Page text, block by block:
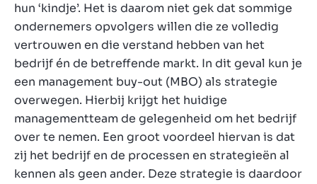
hun ‘kindje’. Het is daarom niet gek dat sommige
ondernemers opvolgers willen die ze volledig
vertrouwen en die verstand hebben van het
bedrijf én de betreffende markt. In dit geval kun je
een management buy-out (MBO) als strategie
overwegen. Hierbij krijgt het huidige
managementteam de gelegenheid om het bedrijf
over te nemen. Een groot voordeel hiervan is dat
zij het bedrijf en de processen en strategieën al
kennen als geen ander. Deze strategie is daardoor